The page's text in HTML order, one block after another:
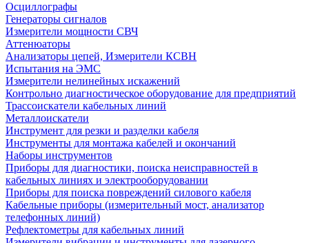
Осциллографы
Генераторы сигналов
Измерители мощности СВЧ
Аттенюаторы
Анализаторы цепей, Измерители КСВН
Испытания на ЭМС
Измерители нелинейных искажений
Контрольно диагностическое оборудование для предприятий
Трассоискатели кабельных линий
Металлоискатели
Инструмент для резки и разделки кабеля
Инструменты для монтажа кабелей и окончаний
Наборы инструментов
Приборы для диагностики, поиска неисправностей в
кабельных линиях и электрооборудовании
Приборы для поиска повреждений силового кабеля
Кабельные приборы (измерительный мост, анализатор
телефонных линий)
Рефлектометры для кабельных линий